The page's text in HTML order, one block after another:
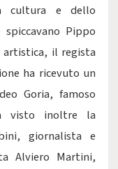
cultura e dello
Pippo
il regista
ha ricevuto un
Goria, famoso
visto inoltre la
giornalista e
Alviero Martini,